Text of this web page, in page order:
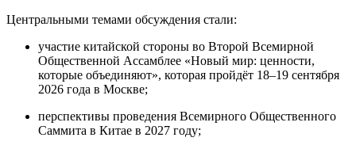
Центральными темами обсуждения стали:
участие китайской стороны во Второй Всемирной
Общественной Ассамблее «Новый мир: ценности,
которые объединяют», которая пройдёт 18–19 сентября
2026 года в Москве;
перспективы проведения Всемирного Общественного
Саммита в Китае в 2027 году;